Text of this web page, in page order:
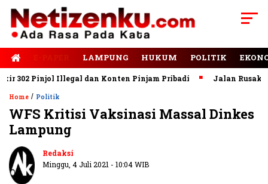
LAMPUNG HUKUM POLITIK
Pinjol Illegal dan Konten Pinjam Pribadi Jalan Rusak
Home / Politik
WFS Kritisi Vaksinasi Massal Dinkes
Lampung
Redaksi
Minggu, 4 Juli 2021 - 10:04 WIB